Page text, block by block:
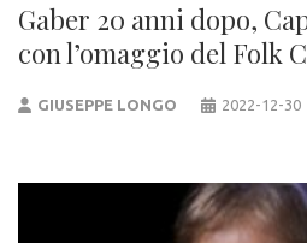
Gaber 20 anni dopo,
con l’omaggio del Folk
GIUSEPPE LONGO 2022-12-30